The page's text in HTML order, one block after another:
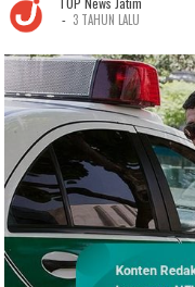
- 3 TAHUN LALU